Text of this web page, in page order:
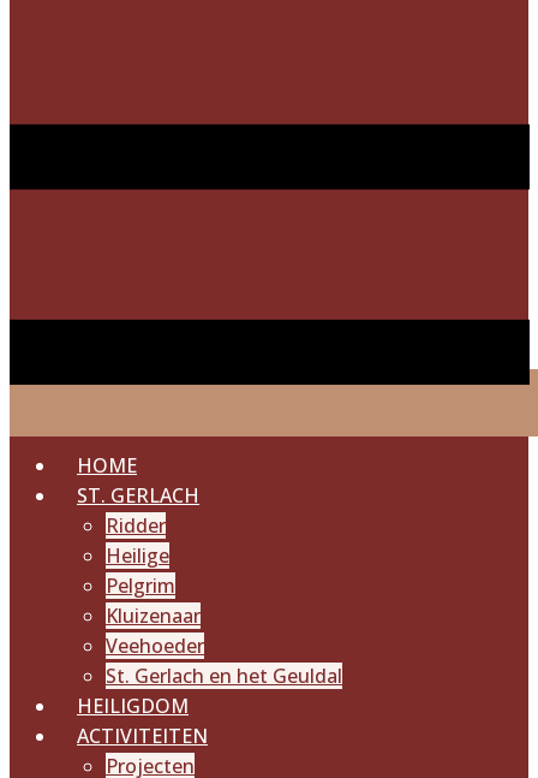
HOME
ST. GERLACH
Ridder
Heilige
Pelgrim
Kluizenaar
Veehoeder
St. Gerlach en het Geuldal
HEILIGDOM
ACTIVITEITEN
Projecten